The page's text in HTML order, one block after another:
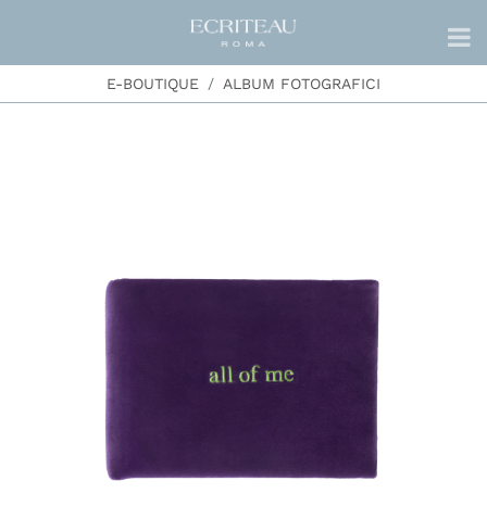
E-BOUTIQUE ALBUM FOTOGRAFICI